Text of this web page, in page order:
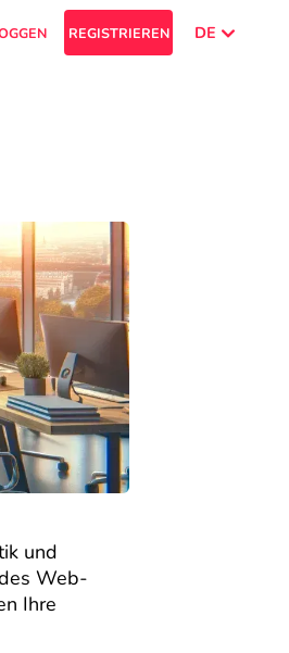
REGISTRIEREN DE
und
Web-
Ihre